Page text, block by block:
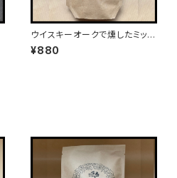
ウイスキーオークで燻したミック
スナッツ（75g入り）
¥880